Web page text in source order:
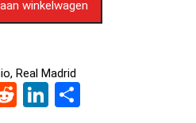
winkelwagen
, Real Madrid
R
Li